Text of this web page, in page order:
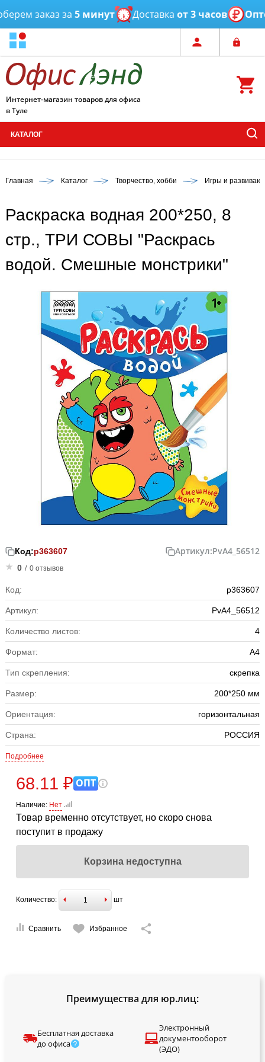
заказ за5 минут Доставкаот 3 часов
Интернет-магазин товаров для офиса
в Туле
КАТАЛОГ
Главная Каталог Творчество, хобби Игры и
Раскраска водная 200*250, 8
стр., ТРИ СОВЫ "Раскрась
водой. Смешные монстрики"
Код:р363607 Артикул:PvА4_56512
0 / 0 отзывов
Код: р363607
Артикул: PvА4_56512
Количество листов: 4
Формат: А4
Тип скрепления: скрепка
Размер: 200*250 мм
Ориентация: горизонтальная
Страна: РОССИЯ
Подробнее
68.11 ₽ ОПТ
Наличие: Нет
Товар временно отсутствует, но скоро снова
поступит в продажу
Корзина недоступна
Количество: шт
Сравнить Избранное
Преимущества для юр.лиц:
Бесплатная доставка
до офиса
Электронный
документооборот
(ЭДО)